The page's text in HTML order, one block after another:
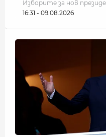
Изборите за нов
16:31 - 09.08.2026